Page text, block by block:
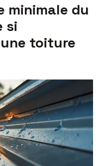
minimale du
si
toiture